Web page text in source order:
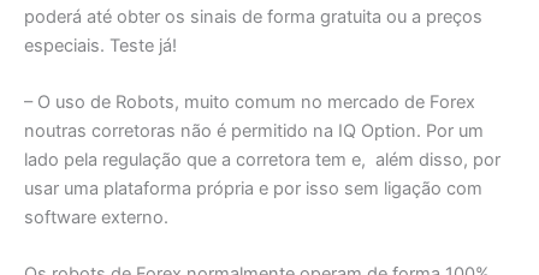
poderá até obter os sinais de forma gratuita ou a preços
especiais. Teste já!
– O uso de Robots, muito comum no mercado de Forex
noutras corretoras não é permitido na IQ Option. Por um
lado pela regulação que a corretora tem e, além disso, por
usar uma plataforma própria e por isso sem ligação com
software externo.